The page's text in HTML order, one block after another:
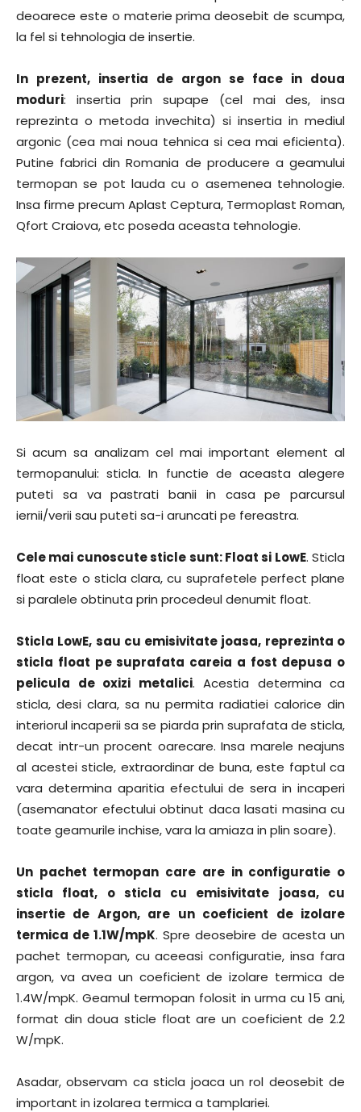
deoarece este o materie prima deosebit de scumpa,
la fel si tehnologia de insertie.
In prezent, insertia de argon se face in doua
moduri: insertia prin supape (cel mai des, insa
reprezinta o metoda invechita) si insertia in mediul
argonic (cea mai noua tehnica si cea mai eficienta).
Putine fabrici din Romania de producere a geamului
termopan se pot lauda cu o asemenea tehnologie.
Insa firme precum Aplast Ceptura, Termoplast Roman,
Qfort Craiova, etc poseda aceasta tehnologie.
Si acum sa analizam cel mai important element al
termopanului: sticla. In functie de aceasta alegere
puteti sa va pastrati banii in casa pe parcursul
iernii/verii sau puteti sa-i aruncati pe fereastra.
Cele mai cunoscute sticle sunt: Float si LowE. Sticla
float este o sticla clara, cu suprafetele perfect plane
si paralele obtinuta prin procedeul denumit float.
Sticla LowE, sau cu emisivitate joasa, reprezinta o
sticla float pe suprafata careia a fost depusa o
pelicula de oxizi metalici. Acestia determina ca
sticla, desi clara, sa nu permita radiatiei calorice din
interiorul incaperii sa se piarda prin suprafata de sticla,
decat intr-un procent oarecare. Insa marele neajuns
al acestei sticle, extraordinar de buna, este faptul ca
vara determina aparitia efectului de sera in incaperi
(asemanator efectului obtinut daca lasati masina cu
toate geamurile inchise, vara la amiaza in plin soare).
Un pachet termopan care are in configuratie o
sticla float, o sticla cu emisivitate joasa, cu
insertie de Argon, are un coeficient de izolare
termica de 1.1W/mpK. Spre deosebire de acesta un
pachet termopan, cu aceeasi configuratie, insa fara
argon, va avea un coeficient de izolare termica de
1.4W/mpK. Geamul termopan folosit in urma cu 15 ani,
format din doua sticle float are un coeficient de 2.2
W/mpK.
Asadar, observam ca sticla joaca un rol deosebit de
important in izolarea termica a tamplariei.